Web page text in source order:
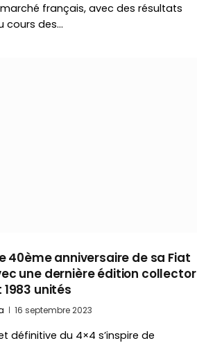
français, avec des résultats
cours des…
40ème anniversaire de sa Fiat
une dernière édition collector
unités
16 septembre 2023
définitive du 4×4 s’inspire de